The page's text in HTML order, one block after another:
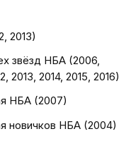
2013)
звёзд НБА (2006,
2013, 2014, 2015, 2016)
НБА (2007)
новичков НБА (2004)